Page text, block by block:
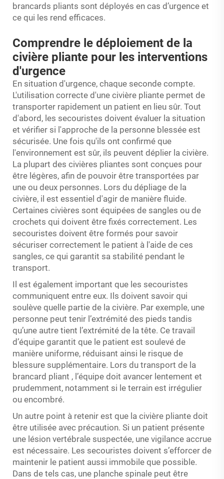
brancards pliants sont déployés en cas d’urgence et
ce qui les rend efficaces.
Comprendre le déploiement de la
civière pliante pour les interventions
d'urgence
En situation d'urgence, chaque seconde compte.
L'utilisation correcte d'une civière pliante permet de
transporter rapidement un patient en lieu sûr. Tout
d'abord, les secouristes doivent évaluer la situation
et vérifier si l'approche de la personne blessée est
sécurisée. Une fois qu'ils ont confirmé que
l'environnement est sûr, ils peuvent déplier la civière.
La plupart des civières pliantes sont conçues pour
être légères, afin de pouvoir être transportées par
une ou deux personnes. Lors du dépliage de la
civière, il est essentiel d'agir de manière fluide.
Certaines civières sont équipées de sangles ou de
crochets qui doivent être fixés correctement. Les
secouristes doivent être formés pour savoir
sécuriser correctement le patient à l'aide de ces
sangles, ce qui garantit sa stabilité pendant le
transport.
Il est également important que les secouristes
communiquent entre eux. Ils doivent savoir qui
soulève quelle partie de la civière. Par exemple, une
personne peut tenir l’extrémité des pieds tandis
qu’une autre tient l’extrémité de la tête. Ce travail
d’équipe garantit que le patient est soulevé de
manière uniforme, réduisant ainsi le risque de
blessure supplémentaire. Lors du transport de la
brancard pliant , l’équipe doit avancer lentement et
prudemment, notamment si le terrain est irrégulier
ou encombré.
Un autre point à retenir est que la civière pliante doit
être utilisée avec précaution. Si un patient présente
une lésion vertébrale suspectée, une vigilance accrue
est nécessaire. Les secouristes doivent s’efforcer de
maintenir le patient aussi immobile que possible.
Dans de tels cas, une planche spinale peut être